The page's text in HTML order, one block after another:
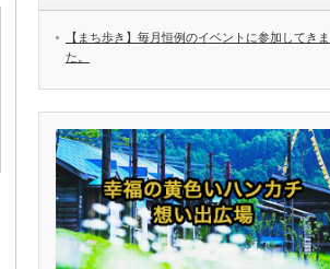
【まち歩き】毎月恒例のイベントに参加してき
た。